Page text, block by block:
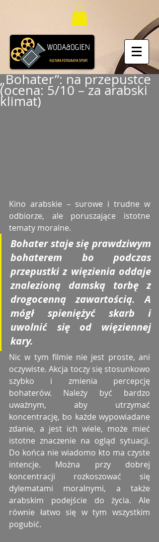
„Bohater”: na przepustce
(ocena: 5/10 – za arabski
klimat)
Kino arabskie – surowe i trudne w
odbiorze, ale poruszające istotne
tematy moralne.
Bohater staje się prawdziwym
bohaterem bo podczas
przepustki z więzienia oddaje
znalezioną damską torbę z
drogocenną zawartością. A
mógł spieniężyć skarb i
uwolnić się od więziennej
kary.
Nic w tym filmie nie jest proste, ani
oczywiste. Akcja toczy się stosunkowo
szybko i zmienia percepcję
bohaterów. Należy być bardzo
uważnym, aby utrzymać
koncentrację, bo każde wypowiadane
zdanie, a jest ich wiele, może mieć
istotne znaczenie na ogląd sytuacji.
Do końca nie wiadomo kto ma czyste
intencje. Można przy dobrej
koncentracji rozkoszować się
dylematami moralnymi, a także
arabskim podejście do życia. Ale
równie łatwo się w tym wszystkim
pogubić.